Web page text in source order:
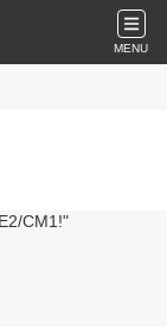
MENU